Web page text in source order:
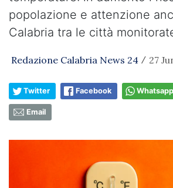
popolazione e attenzione
Calabria tra le città
Redazione Calabria News 24 / 27
Twitter Facebook Whatsapp
Email